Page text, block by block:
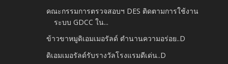
คณะกรรมการตรวจสอบฯ DES ติดตามการใช้งาน
ระบบ GDCC ใน...
ข้าวขาหมูดิเอมเมอรัลด์ ตำนานความอร่อย..D
ดิเอมเมอรัลด์รับรางวัลโรงแรมดีเด่น..D